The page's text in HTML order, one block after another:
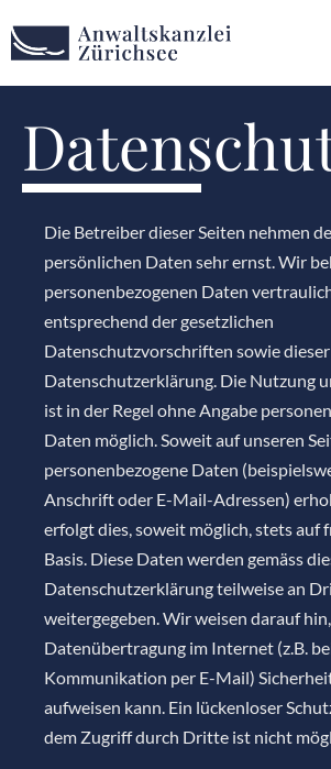
Die Betreiber dieser Seiten nehmen
persönlichen Daten sehr ernst. Wir
personenbezogenen Daten
entsprechend der gesetzlichen
Datenschutzvorschriften sowie dieser
Datenschutzerklärung. Die Nutzung
ist in der Regel ohne Angabe
Daten möglich. Soweit auf unseren
personenbezogene Daten
Anschrift oder E-Mail-Adressen)
erfolgt dies, soweit möglich, stets auf
Basis. Diese Daten werden gemäss
Datenschutzerklärung teilweise an
weitergegeben. Wir weisen darauf
Datenübertragung im Internet (z.B.
Kommunikation per E-Mail)
aufweisen kann. Ein lückenloser
dem Zugriff durch Dritte ist nicht